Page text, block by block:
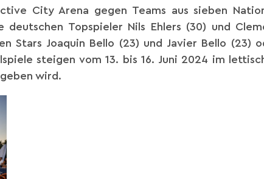
City Arena gegen Teams aus sieben
Topspieler Nils Ehlers (30) und
Stars Joaquin Bello (23) und Javier Bello (23)
steigen vom 13. bis 16. Juni 2024 im
wird.